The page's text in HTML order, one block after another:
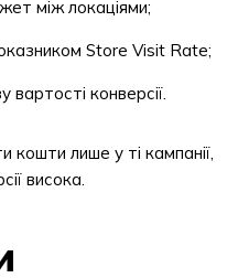
між локаціями;
Store Visit Rate;
вартості конверсії.
лише у ті кампанії,
висока.